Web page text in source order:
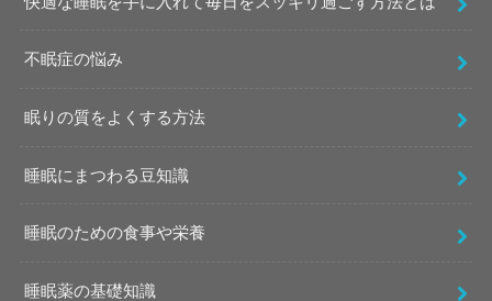
不眠症の悩み
眠りの質をよくする方法
睡眠にまつわる豆知識
睡眠のための食事や栄養
睡眠薬の基礎知識